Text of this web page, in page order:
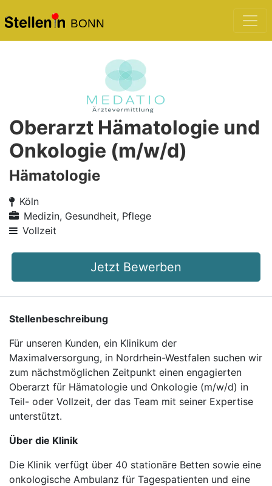
BONN
Oberarzt Hämatologie und
Onkologie (m/w/d)
Hämatologie
Köln
Medizin, Gesundheit, Pflege
Vollzeit
Jetzt Bewerben
Stellenbeschreibung
Für unseren Kunden, ein Klinikum der
Maximalversorgung, in Nordrhein-Westfalen suchen wir
zum nächstmöglichen Zeitpunkt einen engagierten
Oberarzt für Hämatologie und Onkologie (m/w/d) in
Teil- oder Vollzeit, der das Team mit seiner Expertise
unterstützt.
Über die Klinik
Die Klinik verfügt über 40 stationäre Betten sowie eine
onkologische Ambulanz für Tagespatienten und eine